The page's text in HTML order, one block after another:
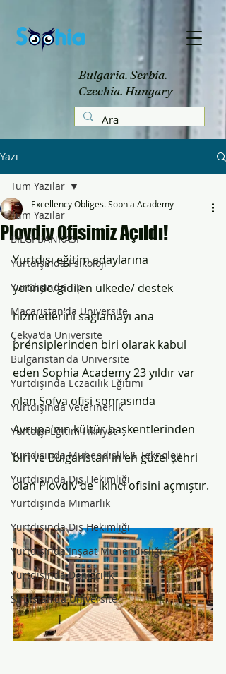
Bulgaria. Serbia.
Czechia. Hungary
Yazı
Tüm Yazılar
BİLGİ BANKASI
Yurtdışında Psikoloji
Yurtdışında Tıp
Macaristan'da Üniversite
Çekya'da Üniversite
Bulgaristan'da Üniversite
Yurtdışında Eczacılık Eğitimi
Yurtdışında Veterinerlik
Yurtdışı Eğitim Fikriyat
Yurtdışında Mühendislik & Teknoloji
Yurtdışında Diş Hekimliği
Yurtdışında Mimarlık
Yurtdışında Diş Hekimliği
Yurtdışında İnşaat Mühendisliği
Yurtdışında Denizcilik
Sırbistan'da Üniversite
Tüm Yazılar
Plovdiv Ofisimiz Açıldı!
Excellency Obliges. Sophia Academy
Yurtdışı eğitim adaylarına
yerinde/gidilen ülkede/ destek
hizmetlerini sağlamayı ana
prensiplerinden biri olarak kabul
eden Sophia Academy 23 yıldır var
olan Sofya ofisi sonrasında
Avrupa'nın kültür başkentlerinden
biri ve Bulgaristan'ın en güzel şehri
olan Plovdiv'de  ikinci ofisini açmıştır.